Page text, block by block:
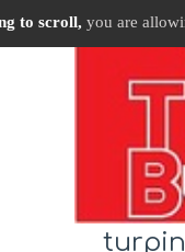
to scroll, you are